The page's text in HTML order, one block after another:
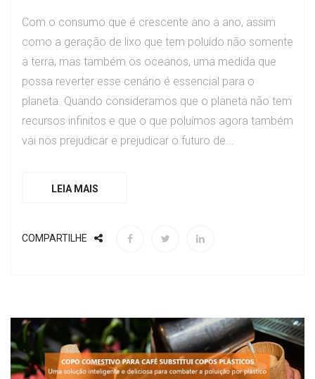
Com o consumo que é crescente ano a ano, assim
como a geração de lixo que tem poluído não somente
a terra, mas também os oceanos, uma medida que
possa reverter esse cenário é essencial para o
planeta. Quando consideramos que o planeta não tem
recursos infinitos e que o que poluímos agora também
vai nos prejudicar e prejudicar o futuro de...
LEIA MAIS
COMPARTILHE